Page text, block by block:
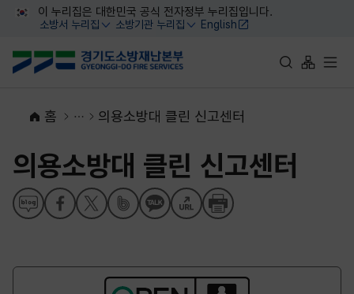
대메뉴 바로가기
본문 바로가기
이 누리집은 대한민국 공식 전자정부 누리집입니다.
소방서 누리집
열기
소방기관 누리집
열기
English
통합검색 바로가
사이트맵
전체
홈 의용소방대 클린 신고센터
의용소방대 클린 신고센터